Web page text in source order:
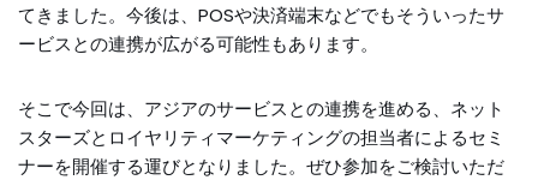
てきました。今後は、POSや決済端末などでもそういったサ
ービスとの連携が広がる可能性もあります。
そこで今回は、アジアのサービスとの連携を進める、ネット
スターズとロイヤリティマーケティングの担当者によるセミ
ナーを開催する運びとなりました。ぜひ参加をご検討いただ